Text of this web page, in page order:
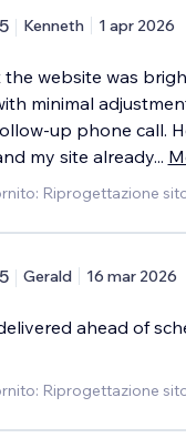
5 Kenneth 1 apr 2026
the website was
minimal
up phone call.
my site already...
Riprogettazione
5 Gerald 16 mar 2026
ahead of
Riprogettazione